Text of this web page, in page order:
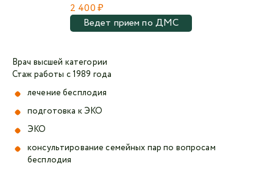
2 400 ₽
Ведет прием по ДМС
Врач высшей категории
Стаж работы с 1989 года
лечение бесплодия
подготовка к ЭКО
ЭКО
консультирование семейных пар по вопросам
бесплодия